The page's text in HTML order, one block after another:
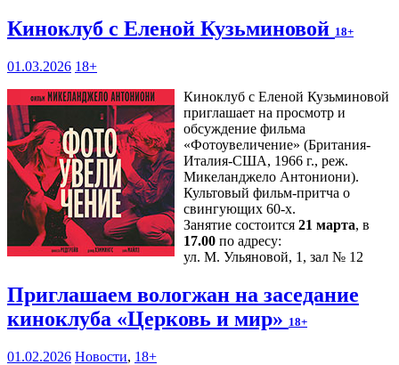
Киноклуб с Еленой Кузьминовой 18+
01.03.2026 18+
Киноклуб с Еленой Кузьминовой
приглашает на просмотр и
обсуждение фильма
«Фотоувеличение» (Британия-
Италия-США, 1966 г., реж.
Микеланджело Антониони).
Культовый фильм-притча о
свингующих 60-х.
Занятие состоится 21 марта, в
17.00 по адресу:
ул. М. Ульяновой, 1, зал № 12
Приглашаем вологжан на заседание
киноклуба «Церковь и мир» 18+
01.02.2026 Новости, 18+